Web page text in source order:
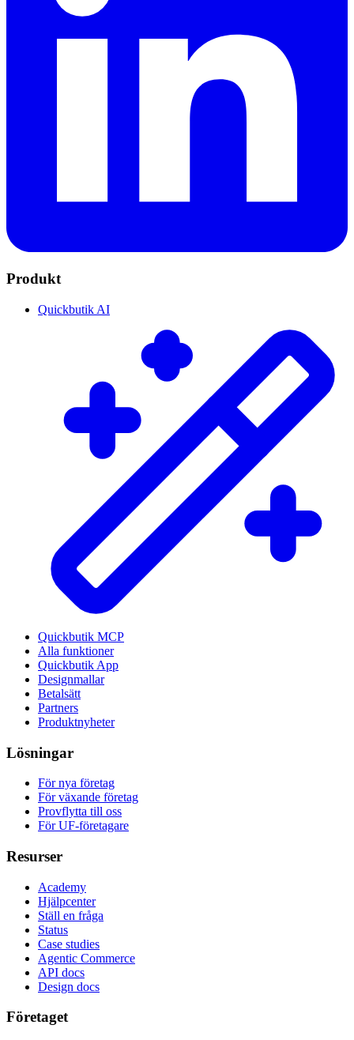
Produkt
Quickbutik AI
Quickbutik MCP
Alla funktioner
Quickbutik App
Designmallar
Betalsätt
Partners
Produktnyheter
Lösningar
För nya företag
För växande företag
Provflytta till oss
För UF-företagare
Resurser
Academy
Hjälpcenter
Ställ en fråga
Status
Case studies
Agentic Commerce
API docs
Design docs
Företaget